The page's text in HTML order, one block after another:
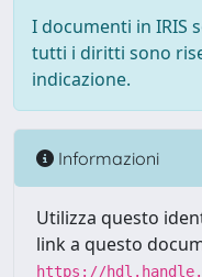
I documenti in IRIS
tutti i diritti sono
indicazione.
Informazioni
Utilizza questo
link a questo
https://